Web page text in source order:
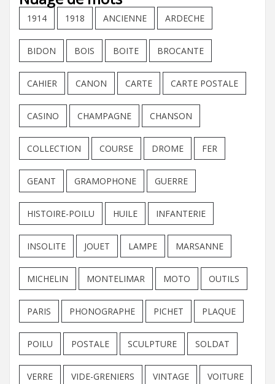
1914 1918 ANCIENNE ARDECHE
BIDON BOIS BOITE BROCANTE
CAHIER CANON CARTE CARTE POSTALE
CASINO CHAMPAGNE CHANSON
COLLECTION COURSE DROME FER
GEANT GRAMOPHONE GUERRE
HISTOIRE-POILU HUILE INFANTERIE
INSOLITE JOUET LAMPE MARSANNE
MICHELIN MONTELIMAR MOTO OUTILS
PARIS PHONOGRAPHE PICHET PLAQUE
POILU POSTALE SCULPTURE SOLDAT
VERRE VIDE-GRENIERS VINTAGE VOITURE